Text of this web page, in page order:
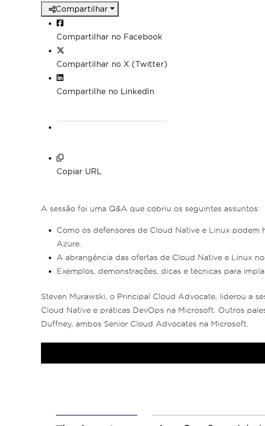
Compartilhar
Compartilhar no Facebook
Compartilhar no X (Twitter)
Compartilhe no LinkedIn
Copiar URL
A sessão foi uma Q&A que cobriu os seguintes assuntos:
Como os defensores de Cloud Native e Linux podem
Azure.
A abrangência das ofertas de Cloud Native e Linux no
Exemplos, demonstrações, dicas e técnicas para
Steven Murawski, o Principal Cloud Advocate, liderou a
Cloud Native e práticas DevOps na Microsoft. Outros
Duffney, ambos Senior Cloud Advocates na Microsoft.